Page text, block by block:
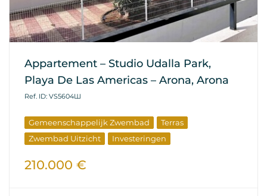
Appartement – Studio Udalla Park,
Playa De Las Americas – Arona, Arona
Ref. ID: VS5604Ш
Gemeenschappelijk Zwembad
Terras
Zwembad Uitzicht
Investeringen
210.000 €